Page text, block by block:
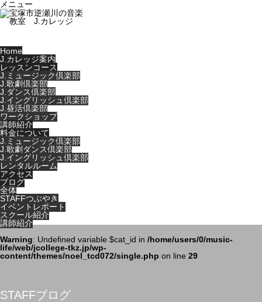
メニュー
Home
J.カレッジ案内
レッスンコース
J.ミュージック倶楽部
J.歌劇倶楽部
J.ダンス倶楽部
J.イングリッシュ倶楽部
J.昼活倶楽部
ワークショップ
講師紹介
料金について
J.ミュージック倶楽部
J.歌劇ダンス倶楽部
J.イングリッシュ倶楽部
レンタルルーム
アクセス
ブログ
全体
STAFFつぶやき
イベントレポート
スクール紹介
講師紹介
Warning: Undefined variable $cat_id in /home/users/0/music-
life/web/jcollege-tkz.jp/wp-
content/themes/noel_tcd072/single.php on line 29
STAFFブログ